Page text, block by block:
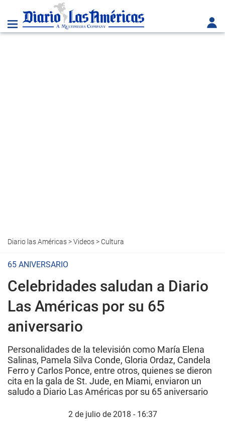
Diario las Américas>Videos> Cultura
65 ANIVERSARIO
Celebridades saludan a Diario
Las Américas por su 65
aniversario
Personalidades de la televisión como María Elena
Salinas, Pamela Silva Conde, Gloria Ordaz, Candela
Ferro y Carlos Ponce, entre otros, quienes se dieron
cita en la gala de St. Jude, en Miami, enviaron un
saludo a Diario Las Américas por su 65 aniversario
2 de julio de 2018 - 16:37